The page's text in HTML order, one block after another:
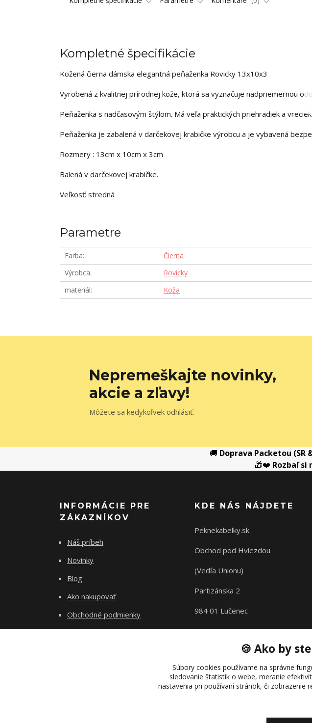
Kompletné špecifikácie
Kožená čierna dámska elegantná peňaženka Rovicky 13x10x3
Vyrobená z kvalitnej prírodnej kože, ktorá sa vyznačuje nadpriemernou
Peňaženka s nadčasovým štýlom. Má veľa praktických priehradiek a vreciek.
Peňaženka je zabalená v darčekovej krabičke výrobcu a je vybavená
Rozmery : 13cm x 10cm x 3cm
Balená v darčekovej krabičke.
Veľkosť: stredná
Parametre
Farba
Čierna
Výrobca
Rovicky
materiál
Koža
Nepremeškajte novinky,
akcie a zľavy!
Môžete sa kedykoľvek odhlásiť.
🚚 Doprava Packetou (SR
🎁❤️ Rozbaľ si
INFORMÁCIE PRE
ZÁKAZNÍKOV
Náš príbeh
Novinky
Blog
Ako nakupovať
Obchodné podmienky
KDE NÁS NÁJDETE
Peknekabelky.sk
Obchod pod Hviezdou
(Vedľa Unionu)
Partizánska 2
984 01 Lučenec
🍪 Ako by
Súbory cookies používame na správne
sledovanie štatistík o webe, meranie
nastavenia pri používaní stránok, či zobrazenie